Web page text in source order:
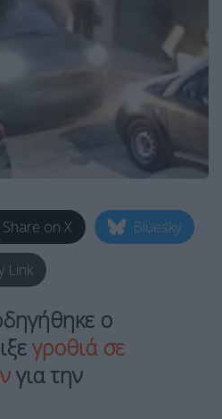
Share on X Bluesky
Link
ο
γροθιά σε
για την